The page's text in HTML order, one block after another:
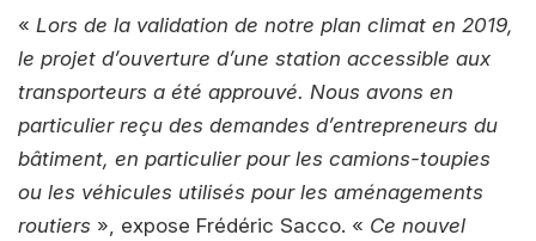
« Lors de la validation de notre plan climat en 2019,
le projet d’ouverture d’une station accessible aux
transporteurs a été approuvé. Nous avons en
particulier reçu des demandes d’entrepreneurs du
bâtiment, en particulier pour les camions-toupies
ou les véhicules utilisés pour les aménagements
routiers », expose Frédéric Sacco. « Ce nouvel